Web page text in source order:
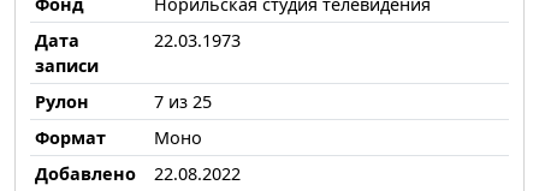
Дата
записи
22.03.1973
Рулон
7 из 25
Формат
Моно
Добавлено
22.08.2022